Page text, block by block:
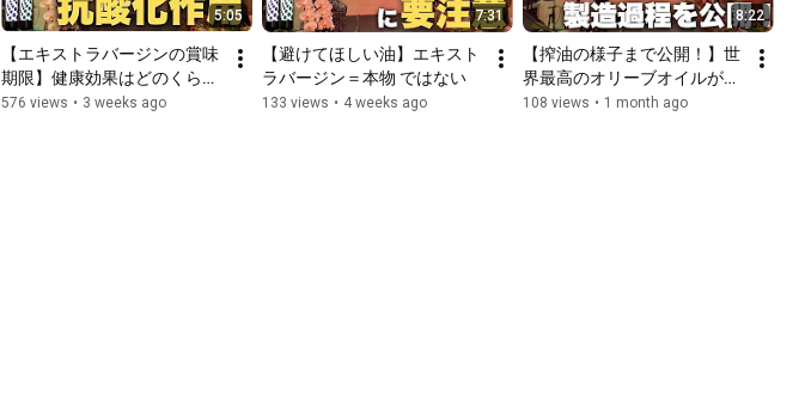
5:05
【エキストラバージンの賞味
期限】健康効果はどのくらい
保証される？
576 views • 3 weeks ago
7:31
【避けてほしい油】エキスト
ラバージン＝本物 ではない
133 views • 4 weeks ago
8:22
【搾油の様子まで公開！】世
界最高のオリーブオイルがで
きるまで
108 views • 1 month ago